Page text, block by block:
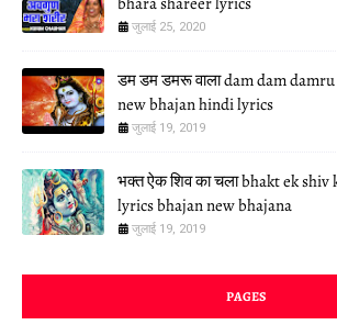
जुलाई 25, 2020
डम डम डमरू वाला dam dam
new bhajan hindi lyrics
जुलाई 19, 2019
भक्त ऐक शिव का चला bhakt ek
lyrics bhajan new bhajana
जुलाई 19, 2019
PAGES